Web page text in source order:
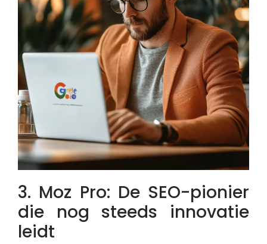
3. Moz Pro: De SEO-pionier
die nog steeds innovatie
leidt